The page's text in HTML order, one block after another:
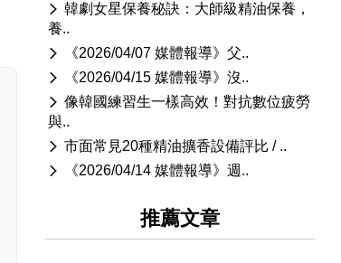
韓劇女星保養秘訣：大師級精油保養，
養..
《2026/04/07 媒體報導》父..
《2026/04/15 媒體報導》沒..
像韓國練習生一樣高效！對抗數位疲勞
與..
市面常見20種精油擴香設備評比 / ..
《2026/04/14 媒體報導》週..
推薦文章